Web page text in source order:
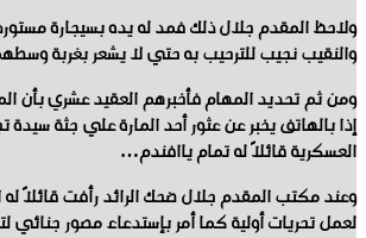
ولاحظ المقدم جلال ذلك فمد له يده بسيجارة
والنقيب نجيب للترحيب به حتي لا يشعر بغربة
ومن ثم تحديد المهام فأخبرهم العقيد عشري بأن
إذا بالهاتف يخبر عن عثور أحد المارة علي جثة
العسكرية قائلاً له تمام ياافندم…
وعند مكتب المقدم جلال ضحك الرائد رأفت قائلاً
لعمل تحريات أولية كما أمر بإستدعاء مصور جنائي